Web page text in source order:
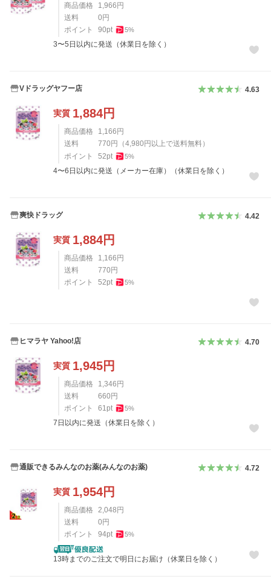
商品価格 1,966円
送料
0円
ポイント
90pt 5%
3〜5日以内に発送（休業日を除く）
Vドラッグヤフー店 4.63
実質 1,884円
商品価格 1,166円
送料
770円 （4,980円以上で送料無料）
ポイント
52pt 5%
4〜6日以内に発送（メーカー在庫）（休業日を除く）
爽快ドラッグ 4.42
実質 1,884円
商品価格 1,166円
送料
770円
ポイント
52pt 5%
ヒマラヤ Yahoo!店 4.70
実質 1,945円
商品価格 1,346円
送料
660円
ポイント
61 pt 5%
7日以内に発送（休業日を除く）
通販できるみんなのお薬(みんなのお薬) 4.72
実質 1,954円
商品価格 2,048円
送料
0円
ポイント
94pt 5%
13時までのご注文で明日にお届け（休業日を除く）